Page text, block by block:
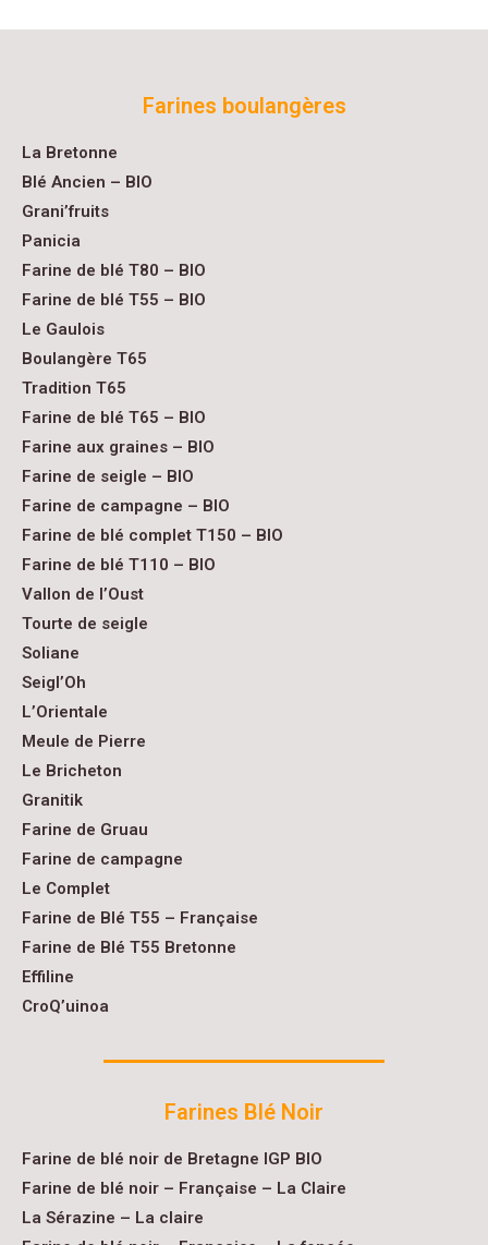
Farines boulangères
La Bretonne
Blé Ancien – BIO
Grani’fruits
Panicia
Farine de blé T80 – BIO
Farine de blé T55 – BIO
Le Gaulois
Boulangère T65
Tradition T65
Farine de blé T65 – BIO
Farine aux graines – BIO
Farine de seigle – BIO
Farine de campagne – BIO
Farine de blé complet T150 – BIO
Farine de blé T110 – BIO
Vallon de l’Oust
Tourte de seigle
Soliane
Seigl’Oh
L’Orientale
Meule de Pierre
Le Bricheton
Granitik
Farine de Gruau
Farine de campagne
Le Complet
Farine de Blé T55 – Française
Farine de Blé T55 Bretonne
Effiline
CroQ’uinoa
Farines Blé Noir
Farine de blé noir de Bretagne IGP BIO
Farine de blé noir – Française – La Claire
La Sérazine – La claire